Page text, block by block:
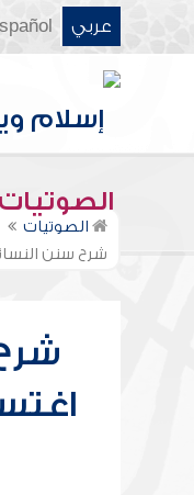
عربي
الصوتيات
الصوتيات
شرح سنن